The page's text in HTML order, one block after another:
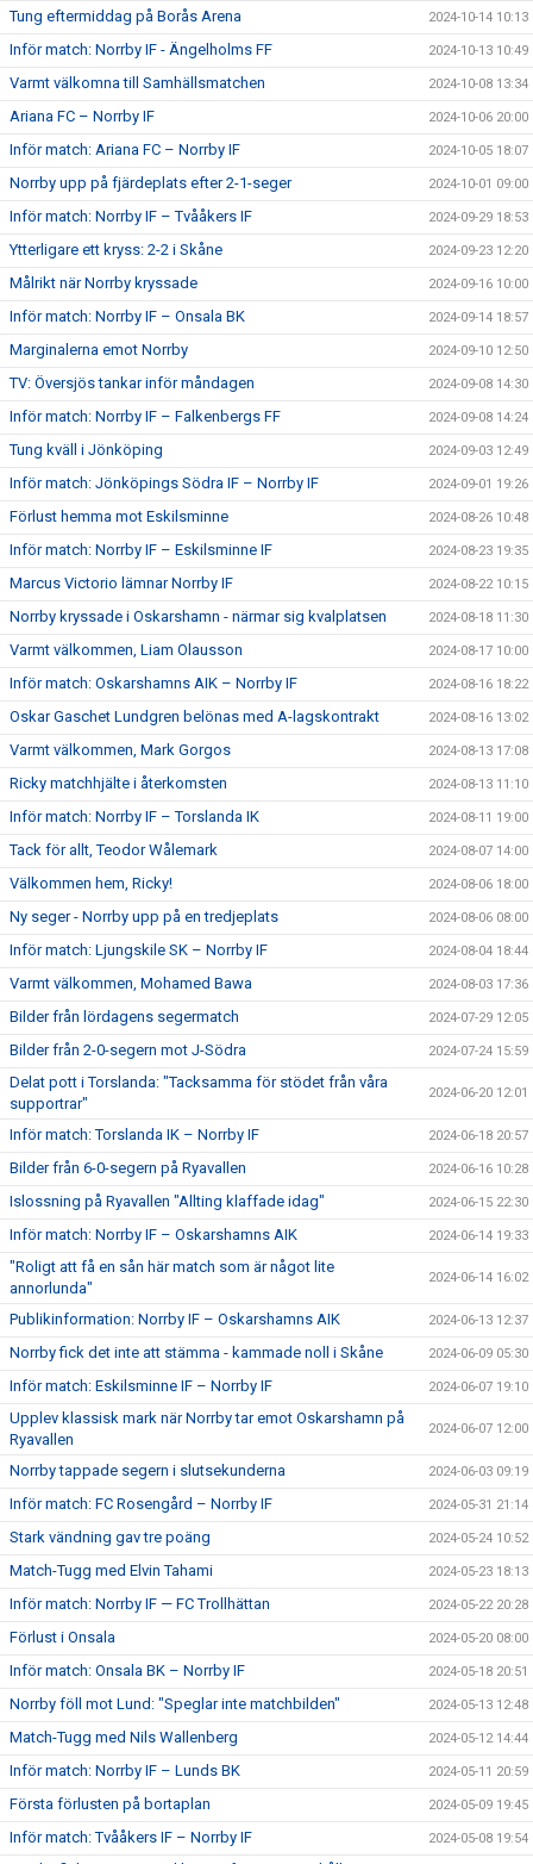
Tung eftermiddag på Borås Arena 2024-10-14 10:13
Inför match: Norrby IF - Ängelholms FF 2024-10-13 10:49
Varmt välkomna till Samhällsmatchen 2024-10-08 13:34
Ariana FC – Norrby IF 2024-10-06 20:00
Inför match: Ariana FC – Norrby IF 2024-10-05 18:07
Norrby upp på fjärdeplats efter 2-1-seger 2024-10-01 09:00
Inför match: Norrby IF – Tvååkers IF 2024-09-29 18:53
Ytterligare ett kryss: 2-2 i Skåne 2024-09-23 12:20
Målrikt när Norrby kryssade 2024-09-16 10:00
Inför match: Norrby IF – Onsala BK 2024-09-14 18:57
Marginalerna emot Norrby 2024-09-10 12:50
TV: Översjös tankar inför måndagen 2024-09-08 14:30
Inför match: Norrby IF – Falkenbergs FF 2024-09-08 14:24
Tung kväll i Jönköping 2024-09-03 12:49
Inför match: Jönköpings Södra IF – Norrby IF 2024-09-01 19:26
Förlust hemma mot Eskilsminne 2024-08-26 10:48
Inför match: Norrby IF – Eskilsminne IF 2024-08-23 19:35
Marcus Victorio lämnar Norrby IF 2024-08-22 10:15
Norrby kryssade i Oskarshamn - närmar sig kvalplatsen 2024-08-18 11:30
Varmt välkommen, Liam Olausson 2024-08-17 10:00
Inför match: Oskarshamns AIK – Norrby IF 2024-08-16 18:22
Oskar Gaschet Lundgren belönas med A-lagskontrakt 2024-08-16 13:02
Varmt välkommen, Mark Gorgos 2024-08-13 17:08
Ricky matchhjälte i återkomsten 2024-08-13 11:10
Inför match: Norrby IF – Torslanda IK 2024-08-11 19:00
Tack för allt, Teodor Wålemark 2024-08-07 14:00
Välkommen hem, Ricky! 2024-08-06 18:00
Ny seger - Norrby upp på en tredjeplats 2024-08-06 08:00
Inför match: Ljungskile SK – Norrby IF 2024-08-04 18:44
Varmt välkommen, Mohamed Bawa 2024-08-03 17:36
Bilder från lördagens segermatch 2024-07-29 12:05
Bilder från 2-0-segern mot J-Södra 2024-07-24 15:59
Delat pott i Torslanda: "Tacksamma för stödet från våra
supportrar"
2024-06-20 12:01
Inför match: Torslanda IK – Norrby IF 2024-06-18 20:57
Bilder från 6-0-segern på Ryavallen 2024-06-16 10:28
Islossning på Ryavallen "Allting klaffade idag" 2024-06-15 22:30
Inför match: Norrby IF – Oskarshamns AIK 2024-06-14 19:33
"Roligt att få en sån här match som är något lite
annorlunda"
2024-06-14 16:02
Publikinformation: Norrby IF – Oskarshamns AIK 2024-06-13 12:37
Norrby fick det inte att stämma - kammade noll i Skåne 2024-06-09 05:30
Inför match: Eskilsminne IF – Norrby IF 2024-06-07 19:10
Upplev klassisk mark när Norrby tar emot Oskarshamn på
Ryavallen
2024-06-07 12:00
Norrby tappade segern i slutsekunderna 2024-06-03 09:19
Inför match: FC Rosengård – Norrby IF 2024-05-31 21:14
Stark vändning gav tre poäng 2024-05-24 10:52
Match-Tugg med Elvin Tahami 2024-05-23 18:13
Inför match: Norrby IF — FC Trollhättan 2024-05-22 20:28
Förlust i Onsala 2024-05-20 08:00
Inför match: Onsala BK – Norrby IF 2024-05-18 20:51
Norrby föll mot Lund: "Speglar inte matchbilden" 2024-05-13 12:48
Match-Tugg med Nils Wallenberg 2024-05-12 14:44
Inför match: Norrby IF – Lunds BK 2024-05-11 20:59
Första förlusten på bortaplan 2024-05-09 19:45
Inför match: Tvååkers IF – Norrby IF 2024-05-08 19:54